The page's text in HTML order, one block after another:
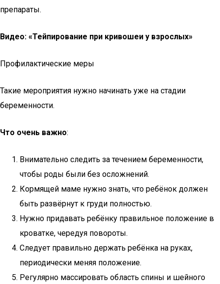
препараты.
Видео: «Тейпирование при кривошеи у взрослых»
Профилактические меры
Такие мероприятия нужно начинать уже на стадии
беременности.
Что очень важно:
Внимательно следить за течением беременности,
чтобы роды были без осложнений.
Кормящей маме нужно знать, что ребёнок должен
быть развёрнут к груди полностью.
Нужно придавать ребёнку правильное положение в
кроватке, чередуя повороты.
Следует правильно держать ребёнка на руках,
периодически меняя положение.
Регулярно массировать область спины и шейного